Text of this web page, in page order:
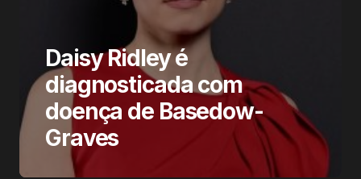
Daisy Ridley é
diagnosticada com
doença de Basedow-
Graves